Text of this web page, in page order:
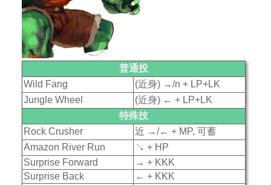
普通投
Wild Fang
(近身) →/n + LP+LK
Jungle Wheel
(近身) ← + LP+LK
特殊技
Rock Crusher
近 →/← + MP, 可蓄
Amazon River Run
↘ + HP
Surprise Forward
→ + KKK
Surprise Back
← + KKK